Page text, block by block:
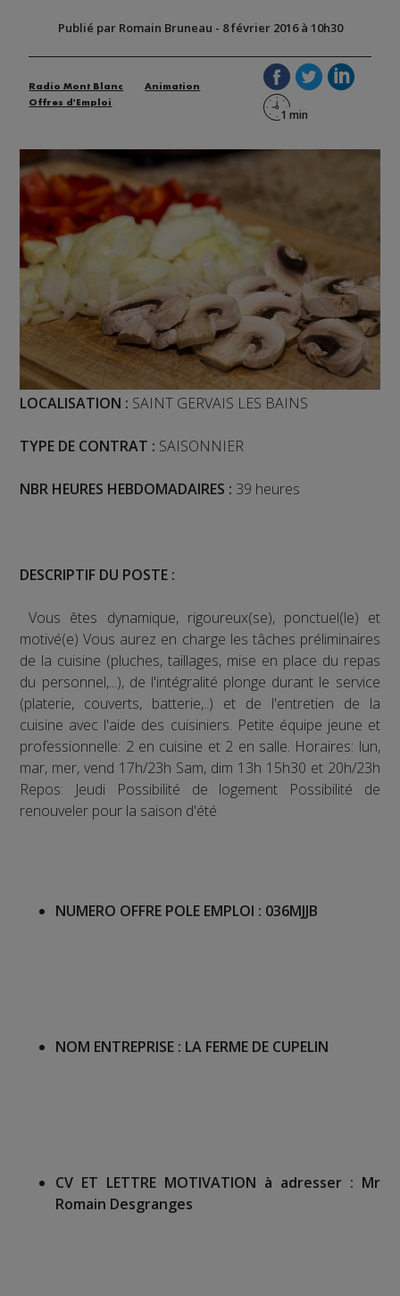
Publié par Romain Bruneau - 8 février 2016 à 10h30
Radio Mont Blanc
Animation
Offres d'Emploi
LOCALISATION : SAINT GERVAIS LES BAINS
TYPE DE CONTRAT : SAISONNIER
NBR HEURES HEBDOMADAIRES : 39 heures
DESCRIPTIF DU POSTE :
Vous êtes dynamique, rigoureux(se), ponctuel(le) et
motivé(e) Vous aurez en charge les tâches préliminaires
de la cuisine (pluches, taillages, mise en place du repas
du personnel,...), de l'intégralité plonge durant le service
(platerie, couverts, batterie,..) et de l'entretien de la
cuisine avec l'aide des cuisiniers. Petite équipe jeune et
professionnelle: 2 en cuisine et 2 en salle. Horaires: lun,
mar, mer, vend 17h/23h Sam, dim 13h 15h30 et 20h/23h
Repos: Jeudi Possibilité de logement Possibilité de
renouveler pour la saison d'été
NUMERO OFFRE POLE EMPLOI : 036MJJB
NOM ENTREPRISE : LA FERME DE CUPELIN
CV ET LETTRE MOTIVATION à adresser : Mr
Romain Desgranges